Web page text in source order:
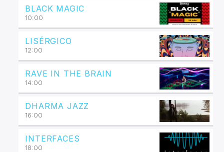
BLACK MAGIC
10:00
LISÉRGICO
12:00
RAVE IN THE BRAIN
14:00
DHARMA JAZZ
16:00
INTERFACES
18:00